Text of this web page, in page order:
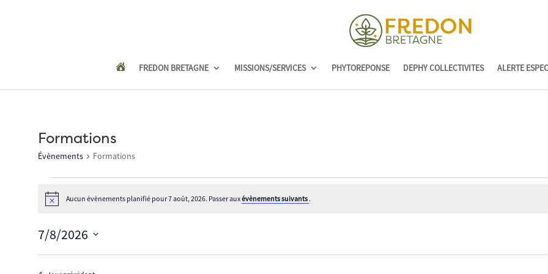
FREDON BRETAGNE MISSIONS/SERVICES PHYTOREPONSE DEPHY COLLECTIVITES ALERTE
Formations
Évènements Formations
for
août,
Notice Aucun évènements planifié pour 7 août, 2026. Passer auxévènements suivants.
7/8/2026